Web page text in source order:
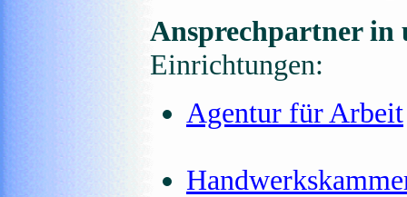
Ansprechpartner in
Einrichtungen:
Agentur für Arbeit